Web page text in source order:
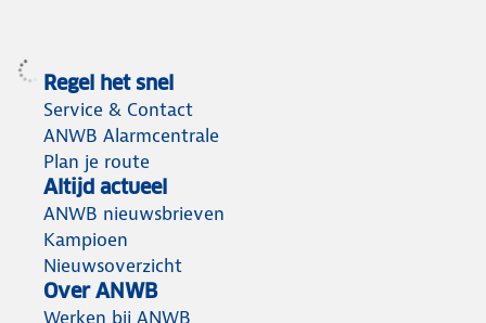
Regel het snel
Service & Contact
ANWB Alarmcentrale
Plan je route
Altijd actueel
ANWB nieuwsbrieven
Kampioen
Nieuwsoverzicht
Over ANWB
Werken bij ANWB